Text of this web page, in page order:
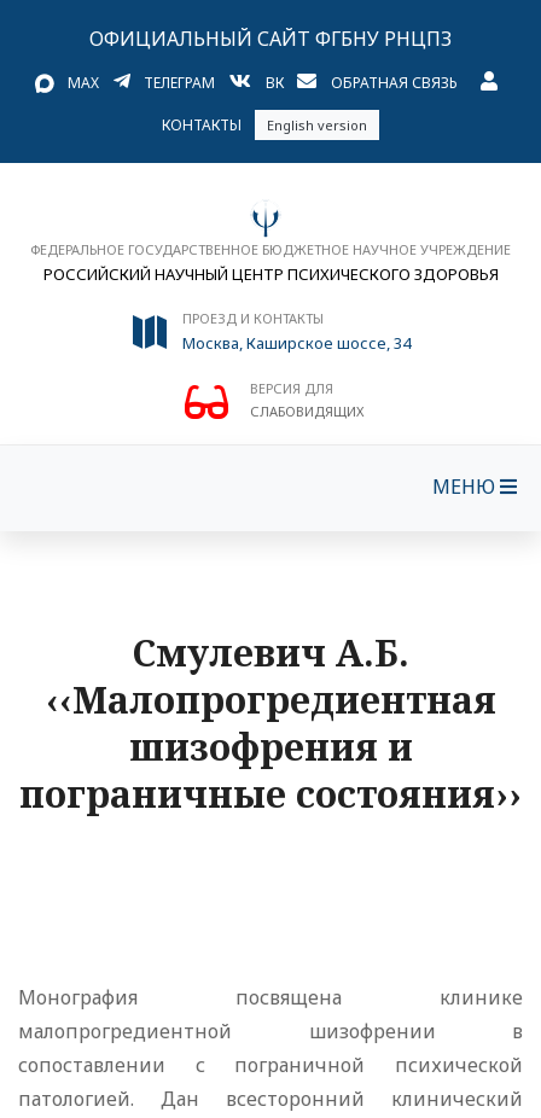
ОФИЦИАЛЬНЫЙ САЙТ ФГБНУ РНЦПЗ
MAX ТЕЛЕГРАМ ВК ОБРАТНАЯ СВЯЗЬ
КОНТАКТЫ English version
ФЕДЕРАЛЬНОЕ ГОСУДАРСТВЕННОЕ БЮДЖЕТНОЕ НАУЧНОЕ УЧРЕЖДЕНИЕ
РОССИЙСКИЙ НАУЧНЫЙ ЦЕНТР ПСИХИЧЕСКОГО ЗДОРОВЬЯ
ПРОЕЗД И КОНТАКТЫ
Москва, Каширское шоссе, 34
ВЕРСИЯ ДЛЯ
СЛАБОВИДЯЩИХ
МЕНЮ
Смулевич А.Б.
‹‹Малопрогредиентная
шизофрения и
пограничные состояния››
Монография посвящена клинике
малопрогредиентной шизофрении в
сопоставлении с пограничной психической
патологией. Дан всесторонний клинический